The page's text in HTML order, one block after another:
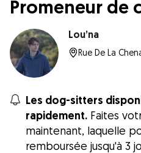
Promeneur de
Lou’na
Les dog-sitters
rapidement. Faites
maintenant, laquelle
remboursée jusqu'à 3